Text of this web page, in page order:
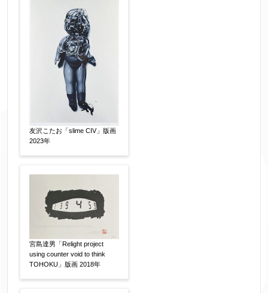
送り頂けます。
お客様情報をご入力ください。
【必須】
※送信完了後こちらのメールアドレス宛に自動で
送信確認メールをお送りします。もし送信確認メ
友沢こたお「slime CIV」版画
2023年
宮島達男「Relight project
using counter void to think
TOHOKU」版画 2018年